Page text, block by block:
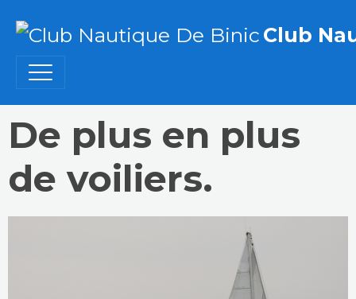
Club
De plus en plus
de voiliers.